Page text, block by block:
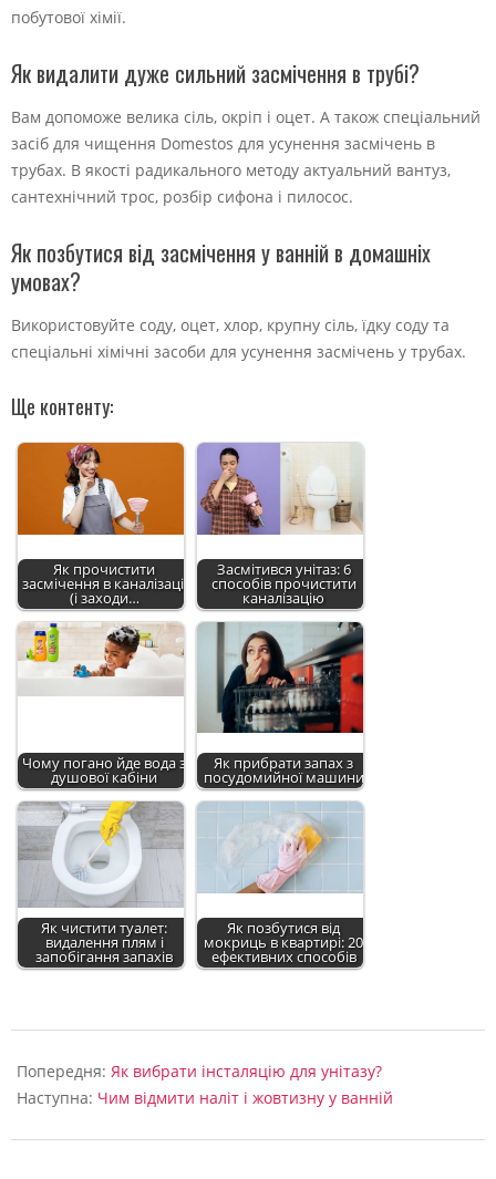
побутової хімії.
Як видалити дуже сильний засмічення в трубі?
Вам допоможе велика сіль, окріп і оцет. А також спеціальний
засіб для чищення Domestos для усунення засмічень в
трубах. В якості радикального методу актуальний вантуз,
сантехнічний трос, розбір сифона і пилосос.
Як позбутися від засмічення у ванній в домашніх
умовах?
Використовуйте соду, оцет, хлор, крупну сіль, їдку соду та
спеціальні хімічні засоби для усунення засмічень у трубах.
Ще контенту:
Як прочистити
засмічення в каналізації
(і заходи…
Засмітився унітаз: 6
способів прочистити
каналізацію
Чому погано йде вода з
душової кабіни
Як прибрати запах з
посудомийної машини
Як чистити туалет:
видалення плям і
запобігання запахів
Як позбутися від
мокриць в квартирі: 20
ефективних способів
06-
05
Попередня: Як вибрати інсталяцію для унітазу?
Наступна: Чим відмити наліт і жовтизну у ванній